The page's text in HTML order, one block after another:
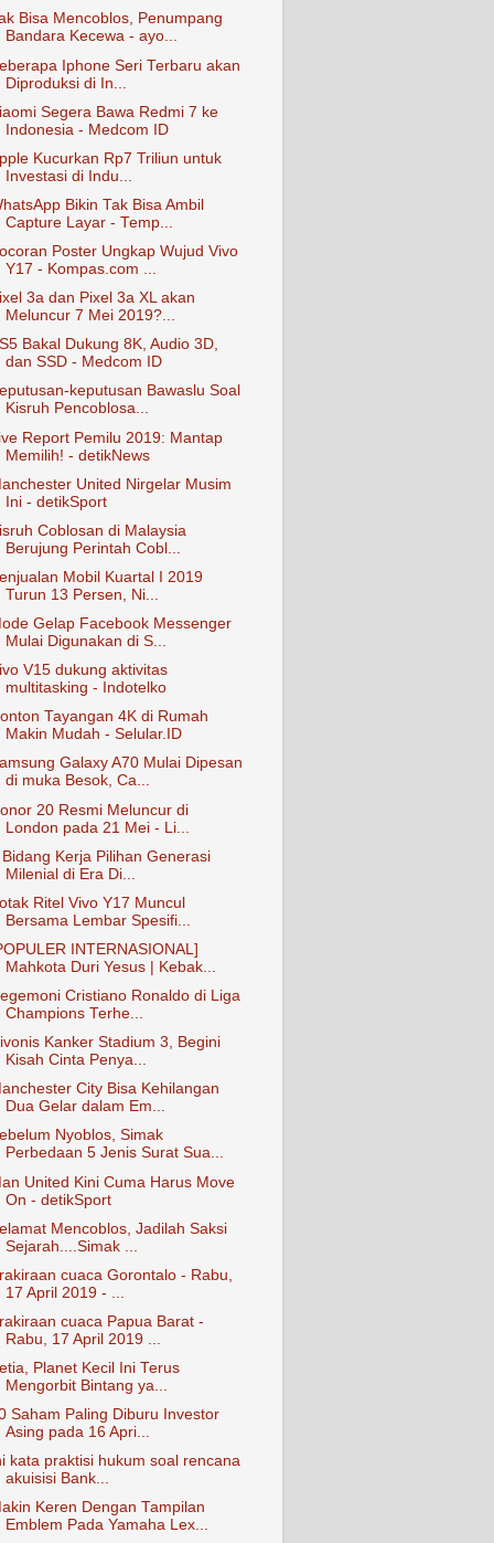
Bisa Mencoblos, Penumpang
Bandara Kecewa - ayo...
Iphone Seri Terbaru akan
Diproduksi di In...
Segera Bawa Redmi 7 ke
Indonesia - Medcom ID
Kucurkan Rp7 Triliun untuk
Investasi di Indu...
Bikin Tak Bisa Ambil
Capture Layar - Temp...
Poster Ungkap Wujud Vivo
Y17 - Kompas.com ...
3a dan Pixel 3a XL akan
Meluncur 7 Mei 2019?...
Bakal Dukung 8K, Audio 3D,
dan SSD - Medcom ID
keputusan Bawaslu Soal
Kisruh Pencoblosa...
Report Pemilu 2019: Mantap
Memilih! - detikNews
United Nirgelar Musim
Ini - detikSport
Coblosan di Malaysia
Berujung Perintah Cobl...
Mobil Kuartal I 2019
Turun 13 Persen, Ni...
Gelap Facebook Messenger
Mulai Digunakan di S...
V15 dukung aktivitas
multitasking - Indotelko
Tayangan 4K di Rumah
Makin Mudah - Selular.ID
Galaxy A70 Mulai Dipesan
di muka Besok, Ca...
20 Resmi Meluncur di
London pada 21 Mei - Li...
Kerja Pilihan Generasi
Milenial di Era Di...
Ritel Vivo Y17 Muncul
Bersama Lembar Spesifi...
INTERNASIONAL]
Mahkota Duri Yesus | Kebak...
Cristiano Ronaldo di Liga
Champions Terhe...
Kanker Stadium 3, Begini
Kisah Cinta Penya...
City Bisa Kehilangan
Dua Gelar dalam Em...
Nyoblos, Simak
Perbedaan 5 Jenis Surat Sua...
United Kini Cuma Harus Move
On - detikSport
Mencoblos, Jadilah Saksi
Sejarah....Simak ...
cuaca Gorontalo - Rabu,
17 April 2019 - ...
cuaca Papua Barat -
Rabu, 17 April 2019 ...
Planet Kecil Ini Terus
Mengorbit Bintang ya...
Saham Paling Diburu Investor
Asing pada 16 Apri...
kata praktisi hukum soal rencana
akuisisi Bank...
Keren Dengan Tampilan
Emblem Pada Yamaha Lex...